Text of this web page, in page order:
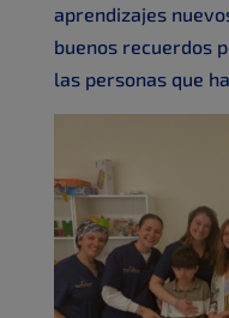
aprendizajes
buenos recuerdos
las personas que